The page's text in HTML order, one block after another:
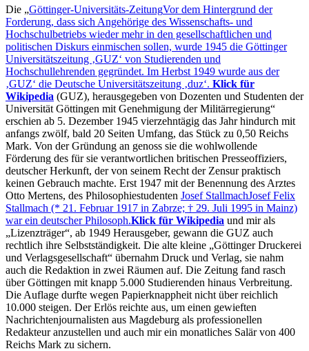
Die
Göttinger-Universitäts-ZeitungVor dem Hintergrund der
Forderung, dass sich Angehörige des Wissenschafts- und
Hochschulbetriebs wieder mehr in den gesellschaftlichen und
politischen Diskurs einmischen sollen, wurde 1945 die Göttinger
Universitätszeitung GUZ von Studierenden und
Hochschullehrenden gegründet. Im Herbst 1949 wurde aus der
GUZ die Deutsche Universitätszeitung duz . Klick für
Wikipedia (GUZ), herausgegeben von Dozenten und Studenten der
Universität Göttingen mit Genehmigung der Militärregierung
erschien ab 5. Dezember 1945 vierzehntägig das Jahr hindurch mit
anfangs zwölf, bald 20 Seiten Umfang, das Stück zu 0,50 Reichs
Mark. Von der Gründung an genoss sie die wohlwollende
Förderung des für sie verantwortlichen britischen Presseoffiziers,
deutscher Herkunft, der von seinem Recht der Zensur praktisch
keinen Gebrauch machte. Erst 1947 mit der Benennung des Arztes
Otto Mertens, des Philosophiestudenten Josef StallmachJosef Felix
Stallmach (* 21. Februar 1917 in Zabrze; † 29. Juli 1995 in Mainz)
war ein deutscher Philosoph.Klick für Wikipedia und mir als
Lizenzträger , ab 1949 Herausgeber, gewann die GUZ auch
rechtlich ihre Selbstständigkeit. Die alte kleine
Göttinger Druckerei
und Verlagsgesellschaft
übernahm Druck und Verlag, sie nahm
auch die Redaktion in zwei Räumen auf. Die Zeitung fand rasch
über Göttingen mit knapp 5.000 Studierenden hinaus Verbreitung.
Die Auflage durfte wegen Papierknappheit nicht über reichlich
10.000 steigen. Der Erlös reichte aus, um einen gewieften
Nachrichtenjournalisten aus Magdeburg als professionellen
Redakteur anzustellen und auch mir ein monatliches Salär von 400
Reichs Mark zu sichern.